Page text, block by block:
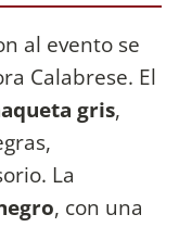
al evento se
Calabrese. El
gris,
La
, con una